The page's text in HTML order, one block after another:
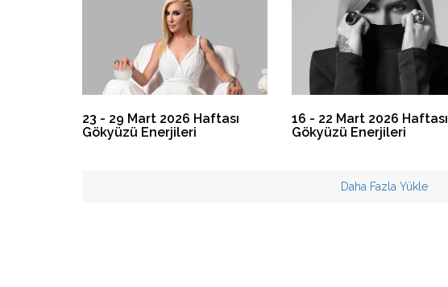
23 - 29 Mart 2026 Haftası
Gökyüzü Enerjileri
16 - 22 Mart 2026 Haftası
Gökyüzü Enerjileri
Daha Fazla Yükle